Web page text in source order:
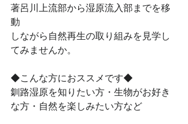
著呂川上流部から湿原流入部までを移
動
しながら自然再生の取り組みを見学し
てみませんか。
◆こんな方におススメです◆
釧路湿原を知りたい方・生物がお好き
な方・自然を楽しみたい方など